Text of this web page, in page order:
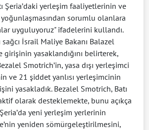
Şeria’daki yerleşim faaliyetlerinin ve
sorumlu olanlara
uyguluyoruz" ifadelerini kullandı.
sağcı İsrail Maliye Bakanı Balazel
girişinin yasaklandığını belirterek,
Smotrich’in, yasa dışı yerleşimci
ve 21 şiddet yanlısı yerleşimcinin
yasakladık. Bezalel Smotrich, Batı
aktif olarak desteklemekte, bunu açıkça
yeni yerleşim yerlerinin
yeniden sömürgeleştirilmesini,